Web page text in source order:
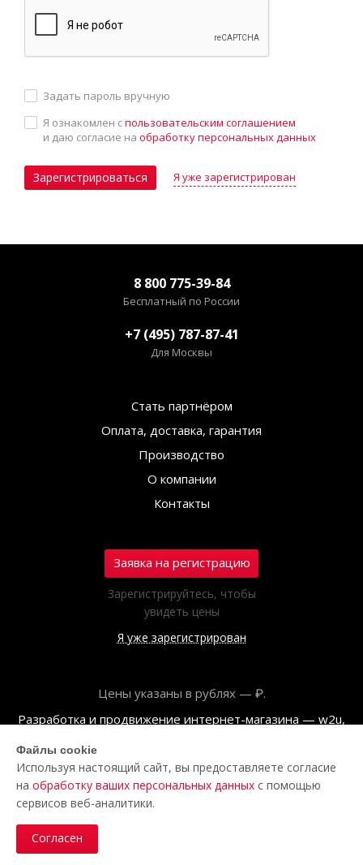
Задать пароль вручную
Я ознакомлен спользовательским соглашением
и даю согласие на обработку персональных данных
Зарегистрироваться Я уже зарегистрирован
8 800 775-39-84
Бесплатный по России
+7 (495) 787-87-41
Для Москвы
Стать партнёром
Оплата, доставка, гарантия
Производство
О компании
Контакты
Заявка на регистрацию
Зарегистрируйтесь, чтобы
увидеть цены
Я уже зарегистрирован
Цены указаны в рублях — ₽.
Разработка и продвижение интернет-магазина — w2u,
© ООО «Полар центр», 2026
Пользовательское соглашение
Политика обработки персональных данных
Файлы cookie
Используя настоящий сайт, вы предоставляете согласие
на обработку ваших персональных данных с помощью
сервисов веб-аналитики.
Согласен